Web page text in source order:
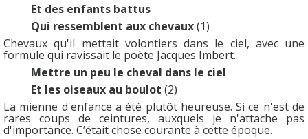
Et des enfants battus
Qui ressemblent aux chevaux(1)
Chevaux qu'il mettait volontiers dans le ciel, avec une
formule qui ravissait le poète Jacques Imbert.
Mettre un peu le cheval dans le ciel
Et les oiseaux au boulot (2)
La mienne d'enfance a été plutôt heureuse. Si ce n'est de
rares coups de ceintures, auxquels je n'attache pas
d'importance. C’était chose courante à cette époque.